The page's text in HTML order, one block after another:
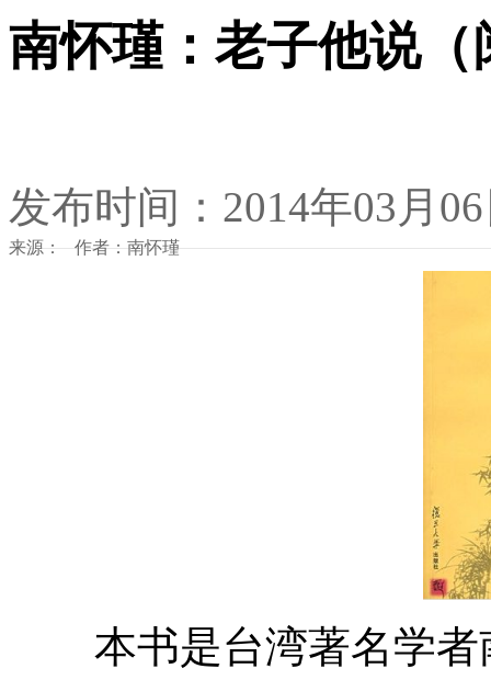
南怀瑾：老子他说（
发布时间：2014年03月
来源： 作者：南怀瑾
本书是台湾著名学者